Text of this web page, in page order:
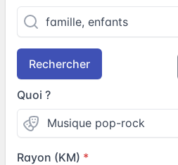
Rechercher
Quoi ?
Rayon (KM)